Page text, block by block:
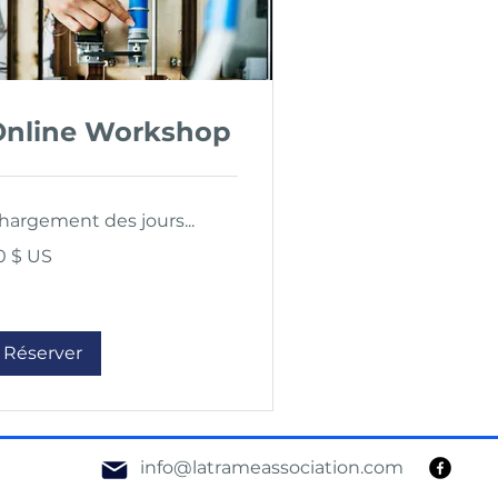
Workshop
des jours...
dollars
$ US
Réserver
info@latrameassociation.com